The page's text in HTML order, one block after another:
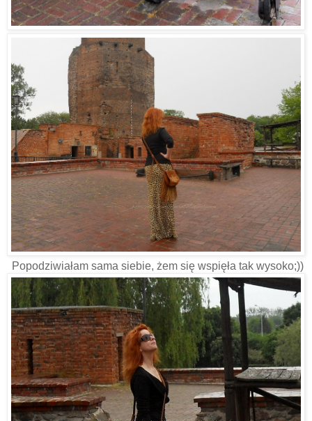
Popodziwiałam sama siebie, żem się wspięła tak wysoko;))